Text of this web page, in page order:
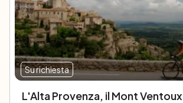
Su richiesta
L'Alta Provenza, il Mont